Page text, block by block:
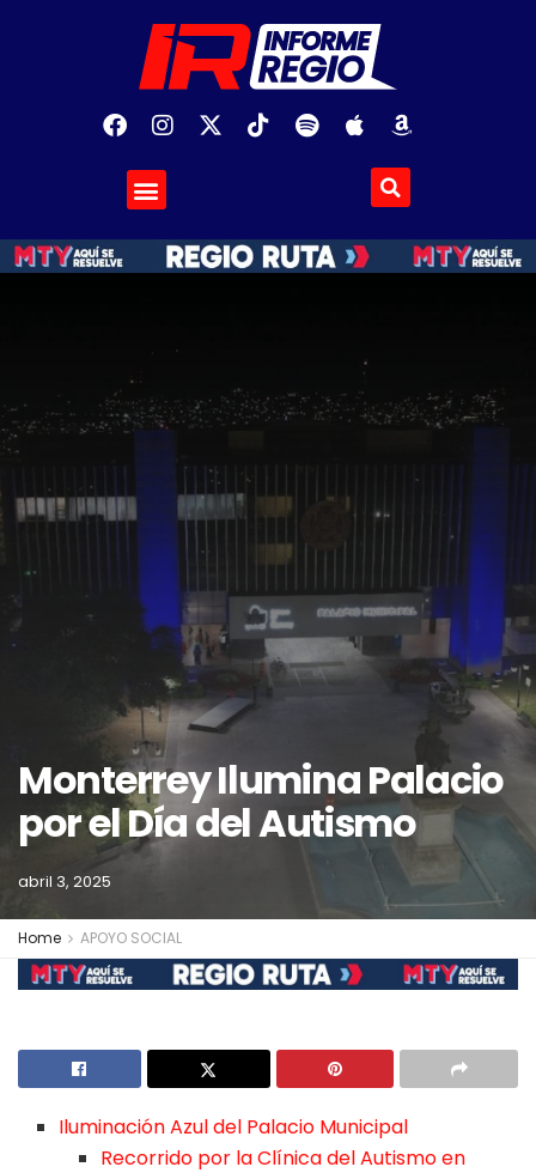
Monterrey Ilumina Palacio
por el Día del Autismo
abril 3, 2025
Home APOYO SOCIAL
Iluminación Azul del Palacio Municipal
Recorrido por la Clínica del Autismo en